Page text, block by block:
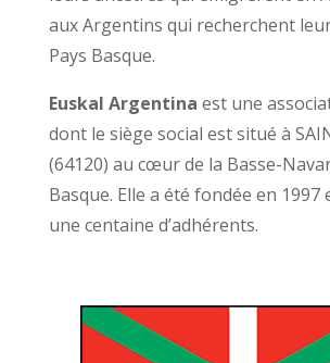
aux Argentins qui recherchent
Pays Basque.
Euskal Argentina est une
dont le siège social est situé à
(64120) au cœur de la Basse-
Basque. Elle a été fondée en 1997
une centaine d’adhérents.